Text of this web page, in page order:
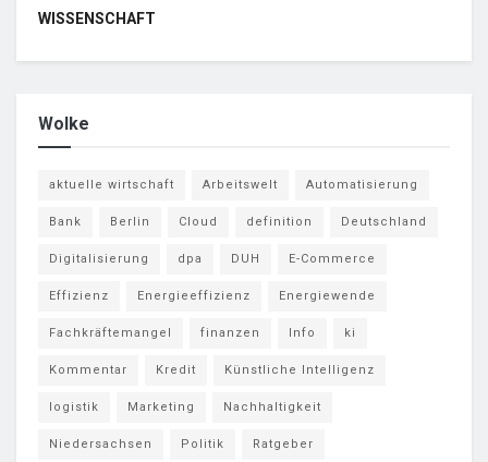
WISSENSCHAFT
Wolke
aktuelle wirtschaft Arbeitswelt Automatisierung
Bank Berlin Cloud definition Deutschland
Digitalisierung dpa DUH E-Commerce
Effizienz Energieeffizienz Energiewende
Fachkräftemangel finanzen Info ki
Kommentar Kredit Künstliche Intelligenz
logistik Marketing Nachhaltigkeit
Niedersachsen Politik Ratgeber